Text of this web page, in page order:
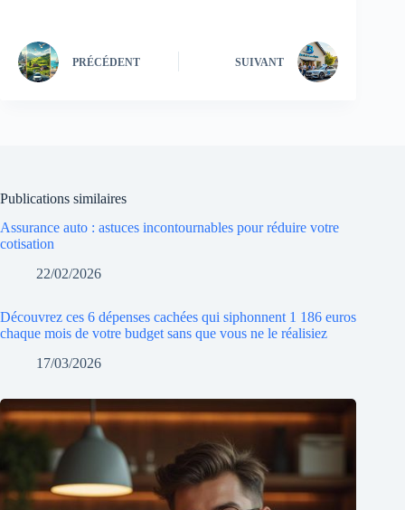
PRÉCÉDENT SUIVANT
Publications similaires
Assurance auto : astuces incontournables pour réduire votre
cotisation
22/02/2026
Découvrez ces 6 dépenses cachées qui siphonnent 1 186 euros
chaque mois de votre budget sans que vous ne le réalisiez
17/03/2026